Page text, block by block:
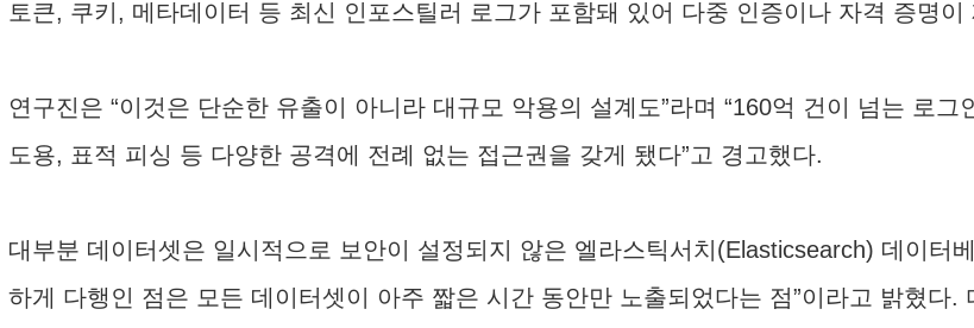
토큰, 쿠키, 메타데이터 등 최신 인포스틸러 로그가 포함돼 있어 다중 인증이나 자격 증명
연구진은 “이것은 단순한 유출이 아니라 대규모 악용의 설계도”라며 “160억 건이 넘는 로
도용, 표적 피싱 등 다양한 공격에 전례 없는 접근권을 갖게 됐다”고 경고했다.
대부분 데이터셋은 일시적으로 보안이 설정되지 않은 엘라스틱서치(Elasticsearch) 데이터
하게 다행인 점은 모든 데이터셋이 아주 짧은 시간 동안만 노출되었다는 점”이라고 밝혔다